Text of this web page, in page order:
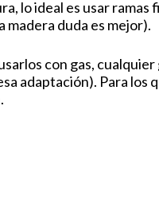
lo ideal es usar
madera duda es mejor).
con gas,
adaptación). Para